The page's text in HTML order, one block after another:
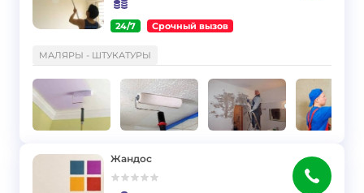
24/7 Срочный вызов
МАЛЯРЫ - ШТУКАТУРЫ
Жандос